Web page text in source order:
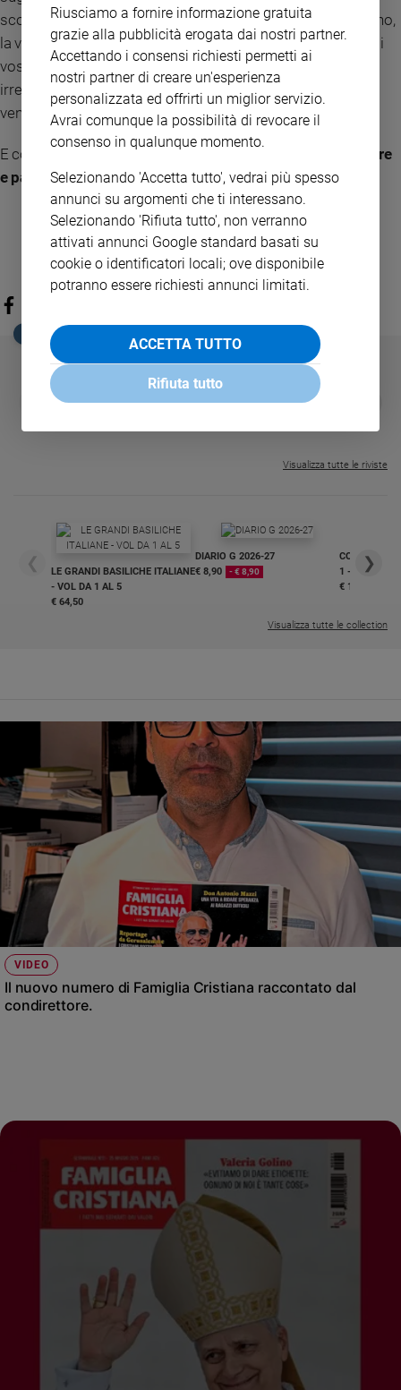
scoprire il Signore come vero Centro di tutto ciò che è buono,
la vostra vocazione è di incarnare il cuore di Dio in mezzo ai
vostri concittadini. Voglia il Signore renderci tutti "saldi... e
irreprensibili nella santità, davanti a Dio e Padre nostro, alla
venuta del Signore nostro Gesù"».
E conclude con le parole «
Riconciliazione, perdono, amore
e pace
».
EDICOLA SAN PAOLO
GBABY
Visualizza tutte le riviste
❮
LE GRANDI BASILICHE ITALIANE
- VOL DA 1 AL 5
€ 64,50
DIARIO G 2026-27
€ 8,90
- € 8,90
COLLANA
1 - 2
€ 18,50
❯
Visualizza tutte le collection
VIDEO
Il nuovo numero di Famiglia Cristiana raccontato dal
condirettore.
Riusciamo a fornire informazione gratuita
grazie alla pubblicità erogata dai nostri partner.
Accettando i consensi richiesti permetti ai
nostri partner di creare un'esperienza
personalizzata ed offrirti un miglior servizio.
Avrai comunque la possibilità di revocare il
consenso in qualunque momento.
Selezionando 'Accetta tutto', vedrai più spesso
annunci su argomenti che ti interessano.
Selezionando 'Rifiuta tutto', non verranno
attivati annunci Google standard basati su
cookie o identificatori locali; ove disponibile
potranno essere richiesti annunci limitati.
ACCETTA TUTTO
Rifiuta tutto